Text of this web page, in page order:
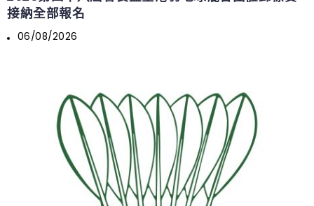
接納全部報名
06/08/2026